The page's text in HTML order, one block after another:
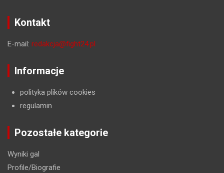
Kontakt
E-mail: redakcja@fight24.pl
Informacje
polityka plików cookies
regulamin
Pozostałe kategorie
Wyniki gal
Profile/Biografie